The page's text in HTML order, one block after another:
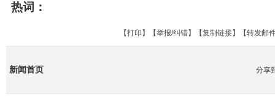
热词：
【打印 】【举报/纠错】【复制链接】【转发邮
新闻首页 分享